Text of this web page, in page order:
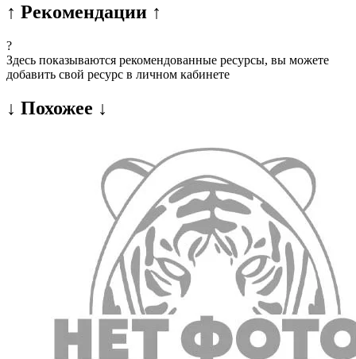
↑ Рекомендации ↑
?
Здесь показываются рекомендованные ресурсы, вы можете
добавить свой ресурс в личном кабинете
↓ Похожее ↓